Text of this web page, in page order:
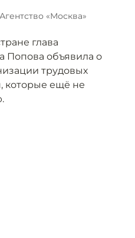
«Москва»
глава
Попова объявила о
трудовых
которые ещё не